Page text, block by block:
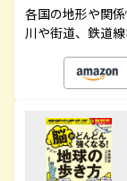
各国の地形や関
川や街道、鉄道